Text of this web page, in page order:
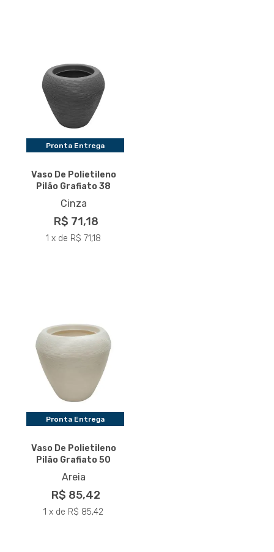
Pronta Entrega
Vaso De Polietileno
Pilão Grafiato 38
Cinza
R$ 71,18
1 x de R$ 71,18
Pronta Entrega
Vaso De Polietileno
Pilão Grafiato 50
Areia
R$ 85,42
1 x de R$ 85,42